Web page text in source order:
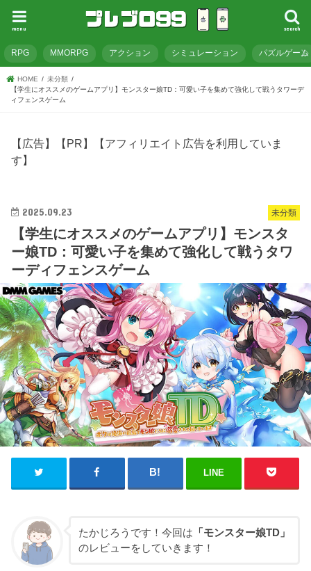
search
menu
RPG MMORPG アクション シミュレーション パズルゲーム
HOME
未分類
【学生にオススメのゲームアプリ】モンスター娘TD：可愛い子を集めて強化して戦うタワーデ
ィフェンスゲーム
【広告】【PR】【アフィリエイト広告を利用していま
す】
未分類
2025.09.23
【学生にオススメのゲームアプリ】モンスタ
ー娘TD：可愛い子を集めて強化して戦うタワ
ーディフェンスゲーム
LINE
たかじろうです！今回は 「モンスター娘TD」
のレビューをしていきます！